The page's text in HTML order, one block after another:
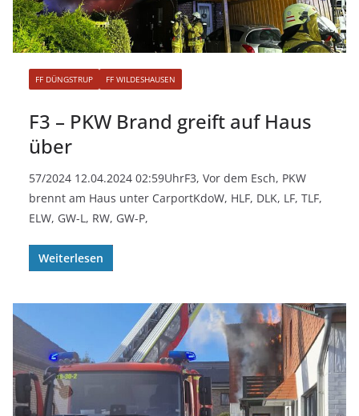
FF DÜNGSTRUP FF WILDESHAUSEN
F3 – PKW Brand greift auf Haus
über
57/2024 12.04.2024 02:59UhrF3, Vor dem Esch, PKW
brennt am Haus unter CarportKdoW, HLF, DLK, LF, TLF,
ELW, GW-L, RW, GW-P,
Weiterlesen